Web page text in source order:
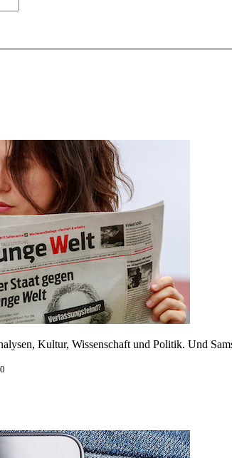
Kultur, Wissenschaft und Politik. Und